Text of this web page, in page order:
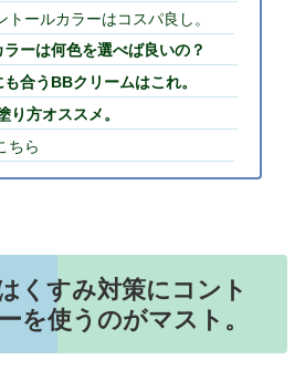
トールカラーはコスパ良し。
ーは何色を選べば良いの？
合うBBクリームはこれ。
り方オススメ。
ちら
くすみ対策にコント
を使うのがマスト。